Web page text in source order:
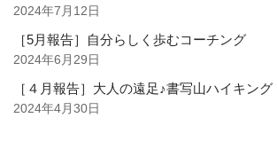
2024年7月12日
［5月報告］自分らしく歩むコーチング
2024年6月29日
［４月報告］大人の遠足♪書写山ハイキング
2024年4月30日